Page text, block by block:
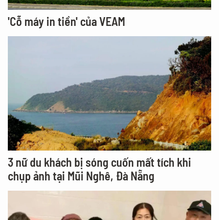
'Cỗ máy in tiền' của VEAM
3 nữ du khách bị sóng cuốn mất tích khi
chụp ảnh tại Mũi Nghê, Đà Nẵng